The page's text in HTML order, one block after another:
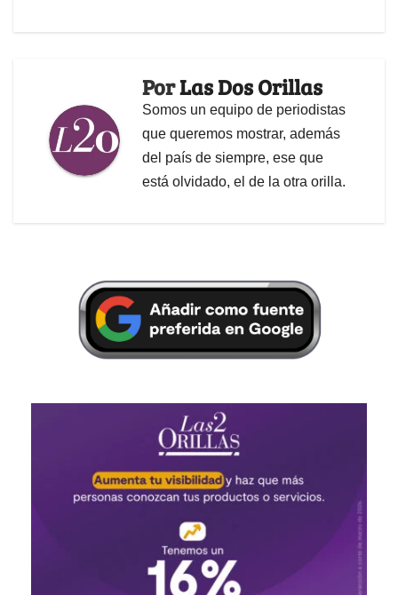
PorLas Dos Orillas
Somos un equipo de periodistas
que queremos mostrar, además
del país de siempre, ese que
está olvidado, el de la otra orilla.